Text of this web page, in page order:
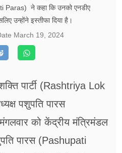
Paras) ने कहा कि उनको एनडीए
उन्होंने इस्तीफा दिया है।
March 19, 2024
पार्टी (Rashtriya Lok
पशुपति पारस
को केंद्रीय मंत्रिमंडल
पारस (Pashupati